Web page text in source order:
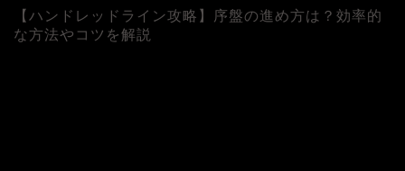
【ハンドレッドライン攻略】序盤の進め方は？効率的
な方法やコツを解説